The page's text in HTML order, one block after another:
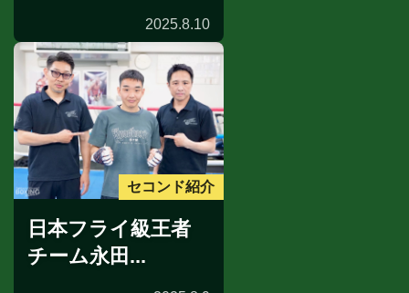
2025.8.10
セコンド紹介
日本フライ級王者
チーム永田...